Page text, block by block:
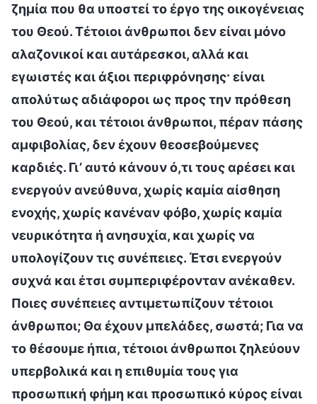
ζημία που θα υποστεί το έργο της οικογένειας
του Θεού. Τέτοιοι άνθρωποι δεν είναι μόνο
αλαζονικοί και αυτάρεσκοι, αλλά και
εγωιστές και άξιοι περιφρόνησης· είναι
απολύτως αδιάφοροι ως προς την πρόθεση
του Θεού, και τέτοιοι άνθρωποι, πέραν πάσης
αμφιβολίας, δεν έχουν θεοσεβούμενες
καρδιές. Γι’ αυτό κάνουν ό,τι τους αρέσει και
ενεργούν ανεύθυνα, χωρίς καμία αίσθηση
ενοχής, χωρίς κανέναν φόβο, χωρίς καμία
νευρικότητα ή ανησυχία, και χωρίς να
υπολογίζουν τις συνέπειες. Έτσι ενεργούν
συχνά και έτσι συμπεριφέρονταν ανέκαθεν.
Ποιες συνέπειες αντιμετωπίζουν τέτοιοι
άνθρωποι; Θα έχουν μπελάδες, σωστά; Για να
το θέσουμε ήπια, τέτοιοι άνθρωποι ζηλεύουν
υπερβολικά και η επιθυμία τους για
προσωπική φήμη και προσωπικό κύρος είναι